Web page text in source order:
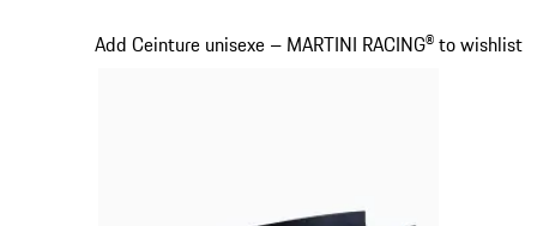
Add Ceinture unisexe – MARTINI RACING® to wishlist
Diapositive 12 sur 20